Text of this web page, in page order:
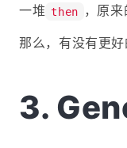
一堆 then ，原来
那么，有没有更好